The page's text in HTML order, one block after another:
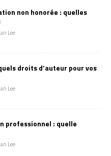
non honorée : quelles
Lee
droits d’auteur pour vos
Lee
professionnel : quelle
Lee